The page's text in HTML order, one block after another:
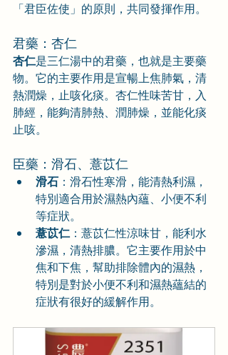
「君臣佐使」的原則，共同發揮作用。
君藥：杏仁
杏仁是三仁湯中的君藥，也就是主要藥
物。它的主要作用是宣暢上焦肺氣，清
熱潤燥，止咳化痰。杏仁性味苦甘，入
肺經，能夠清肺熱、潤肺燥，並能化痰
止咳。
臣藥：滑石、薏苡仁
滑石 ：滑石性寒滑，能清熱利濕，
特別適合用於濕熱內蘊、小便不利
等症狀。
薏苡仁：薏苡仁性涼味甘，能利水
滲濕，清熱排膿。它主要作用於中
焦和下焦，幫助排除體內的濕熱，
特別是對於小便不利和濕熱蘊結的
症狀有很好的緩解作用。